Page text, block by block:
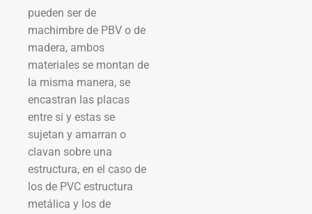
pueden ser de
machimbre de PBV o de
madera, ambos
materiales se montan de
la misma manera, se
encastran las placas
entre si y estas se
sujetan y amarran o
clavan sobre una
estructura, en el caso de
los de PVC estructura
metálica y los de